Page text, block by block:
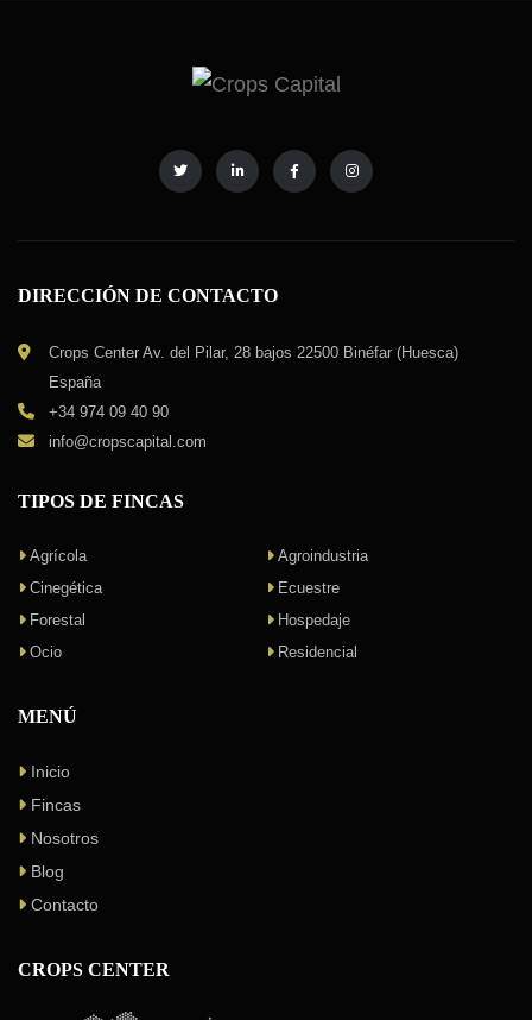
DIRECCIÓN DE CONTACTO
Crops Center Av. del Pilar, 28 bajos 22500 Binéfar (Huesca)
España
+34 974 09 40 90
info@cropscapital.com
TIPOS DE FINCAS
Agrícola
Agroindustria
Cinegética
Ecuestre
Forestal
Hospedaje
Ocio
Residencial
MENÚ
Inicio
Fincas
Nosotros
Blog
Contacto
CROPS CENTER